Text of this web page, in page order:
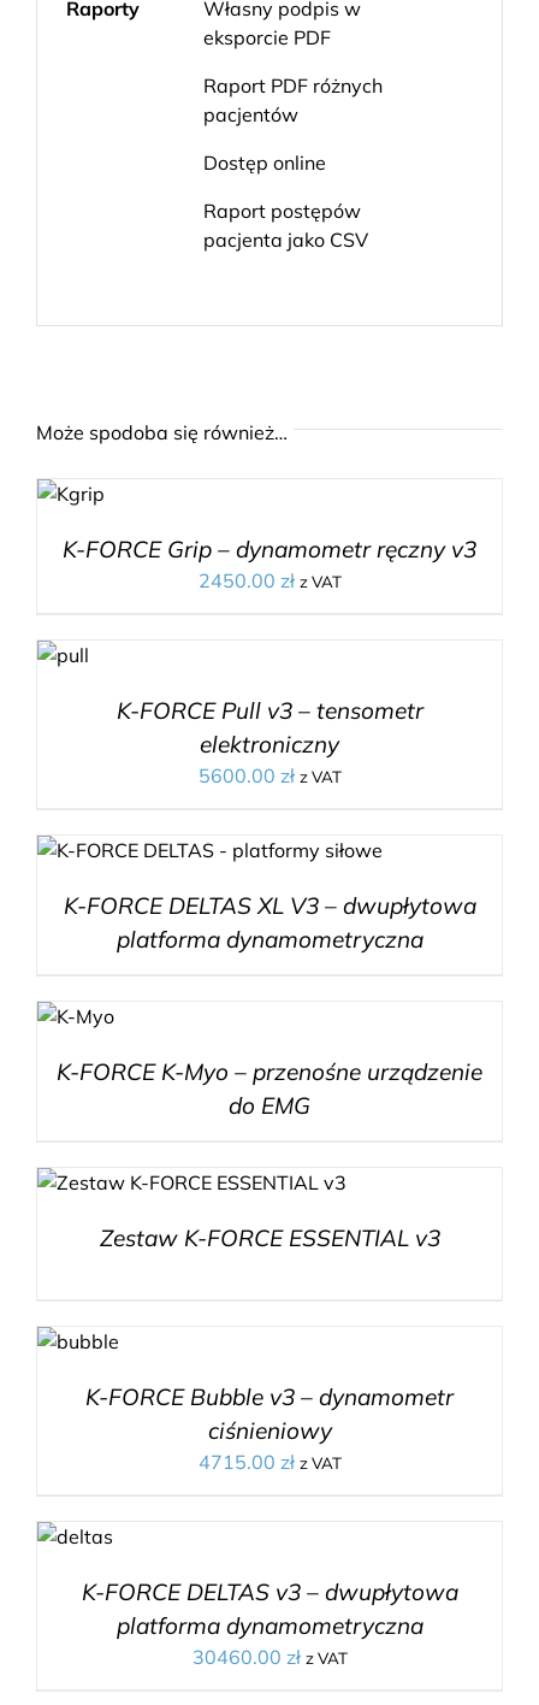
Raporty
Własny podpis w
eksporcie PDF
Raport PDF różnych
pacjentów
Dostęp online
Raport postępów
pacjenta jako CSV
Może spodoba się również…
K-FORCE Grip – dynamometr ręczny v3
2450.00 zł z VAT
K-FORCE Pull v3 – tensometr
elektroniczny
5600.00 zł z VAT
K-FORCE DELTAS XL V3 – dwupłytowa
platforma dynamometryczna
K-FORCE K-Myo – przenośne urządzenie
do EMG
Zestaw K-FORCE ESSENTIAL v3
K-FORCE Bubble v3 – dynamometr
ciśnieniowy
4715.00 zł z VAT
K-FORCE DELTAS v3 – dwupłytowa
platforma dynamometryczna
30460.00 zł z VAT